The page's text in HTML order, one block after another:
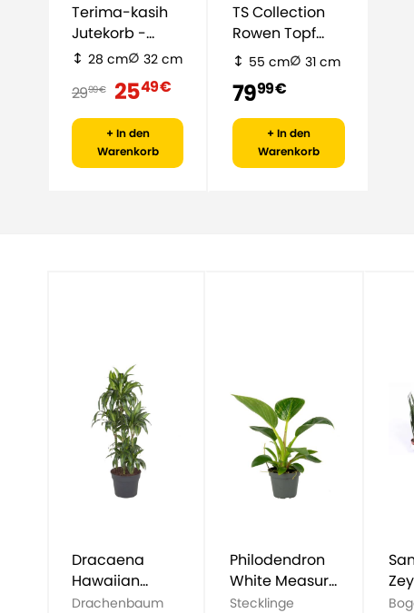
Terima-kasih
Jutekorb -
natürlich
28 cm 32 cm
2999 € 2549 €
+ In den
Warenkorb
TS Collection
Rowen Topf
Hoch - Gold
55 cm 31 cm
7999 €
+ In den
Warenkorb
Dracaena
Hawaiian
Sunshine
Drachenbaum
Philodendron
White Measure
(White Wave)
Stecklinge